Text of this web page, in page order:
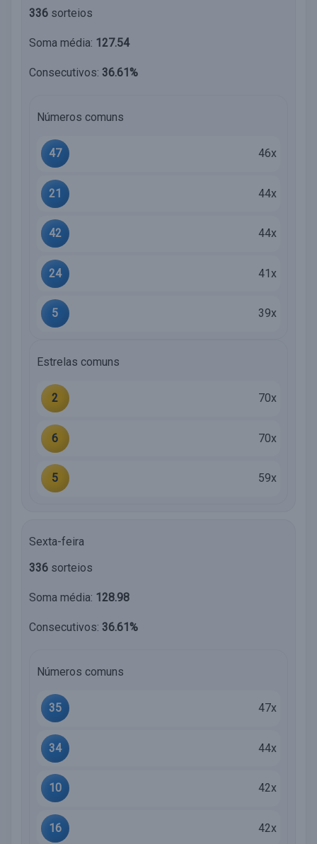
336 sorteios
Soma média: 127.54
Consecutivos: 36.61%
Números comuns
47 46x
21 44x
42 44x
24 41x
5 39x
Estrelas comuns
2 70x
6 70x
5 59x
Sexta-feira
336 sorteios
Soma média: 128.98
Consecutivos: 36.61%
Números comuns
35 47x
34 44x
10 42x
16 42x